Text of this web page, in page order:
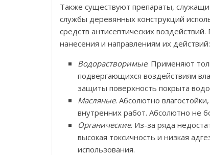
Также существуют препараты,
службы деревянных конструкций
средств антисептических
нанесения и направлениям их действий:
Водорастворимые. Применяют
подвергающихся воздействиям
защиты поверхность покрыта
Масляные. Абсолютно
внутренних работ. Абсолютно не
Органические. Из-за ряда
высокая токсичность и низкая
использования.